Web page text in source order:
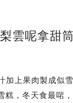
雲呢拿甜
加上果肉製成似
糕，冬天食最啱，